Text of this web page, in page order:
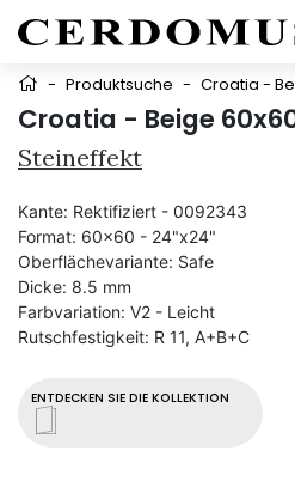
- Produktsuche - Croatia -
Croatia - Beige
Steineffekt
ENTDECKEN SIE DIE KOLLEKTION
Kante: Rektifiziert - 0092343
Format: 60x60 - 24"x24"
Oberflächevariante: Safe
Dicke: 8.5 mm
Farbvariation: V2 - Leicht
Rutschfestigkeit: R 11, A+B+C